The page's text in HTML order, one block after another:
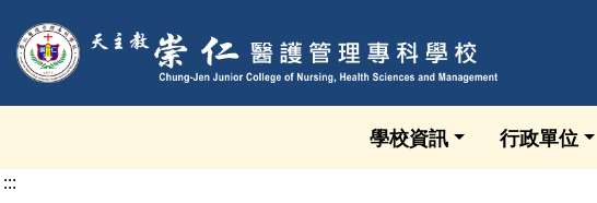
學校資訊 行政單位
:::